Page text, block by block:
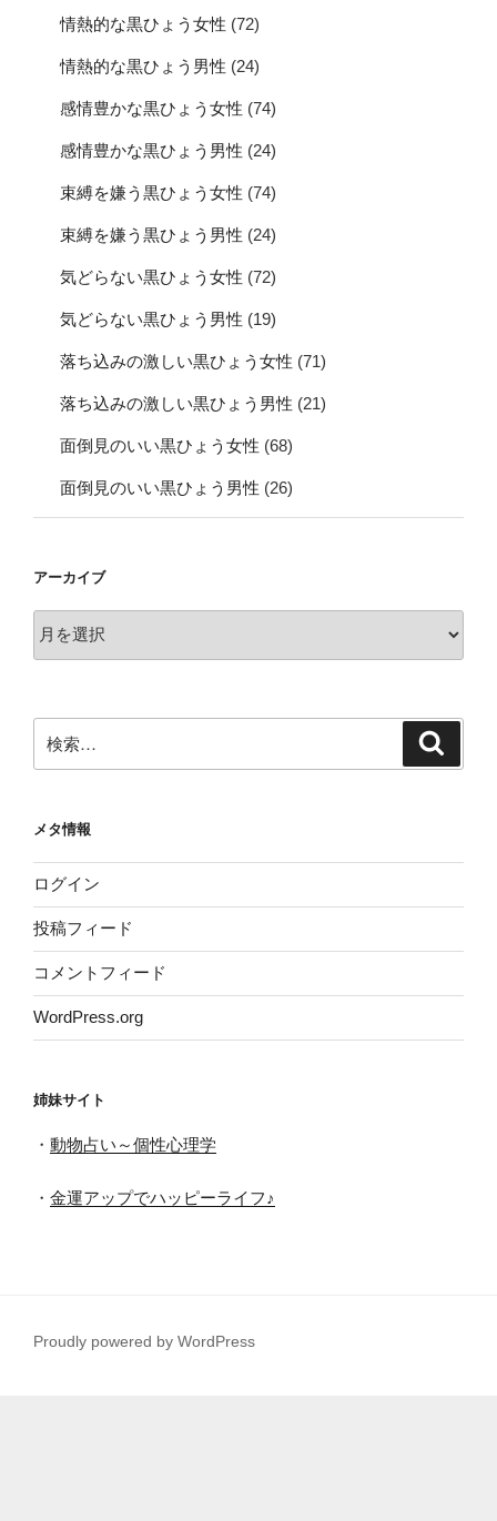
情熱的な黒ひょう女性 (72)
情熱的な黒ひょう男性 (24)
感情豊かな黒ひょう女性 (74)
感情豊かな黒ひょう男性 (24)
束縛を嫌う黒ひょう女性 (74)
束縛を嫌う黒ひょう男性 (24)
気どらない黒ひょう女性 (72)
気どらない黒ひょう男性 (19)
落ち込みの激しい黒ひょう女性 (71)
落ち込みの激しい黒ひょう男性 (21)
面倒見のいい黒ひょう女性 (68)
面倒見のいい黒ひょう男性 (26)
アーカイブ
ー
索:
メタ情報
ログイン
投稿フィード
コメントフィード
WordPress.org
姉妹サイト
・ 動物占い～個性心理学
・ 金運アップでハッピーライフ♪
Proudly powered by WordPress